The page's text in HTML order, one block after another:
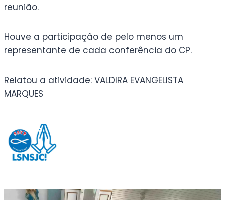
reunião.
Houve a participação de pelo menos um
representante de cada conferência do CP.
Relatou a atividade: VALDIRA EVANGELISTA
MARQUES